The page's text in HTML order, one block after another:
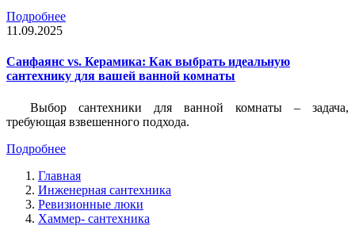
Подробнее
11.09.2025
Санфаянс vs. Керамика: Как выбрать идеальную
сантехнику для вашей ванной комнаты
Выбор сантехники для ванной комнаты – задача,
требующая взвешенного подхода.
Подробнее
Главная
Инженерная сантехника
Ревизионные люки
Хаммер- сантехника